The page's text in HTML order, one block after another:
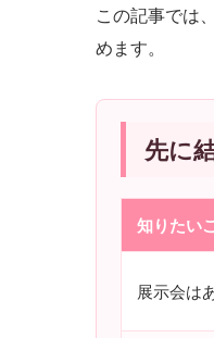
この記事では
めます。
先に
知りたい
展示会は